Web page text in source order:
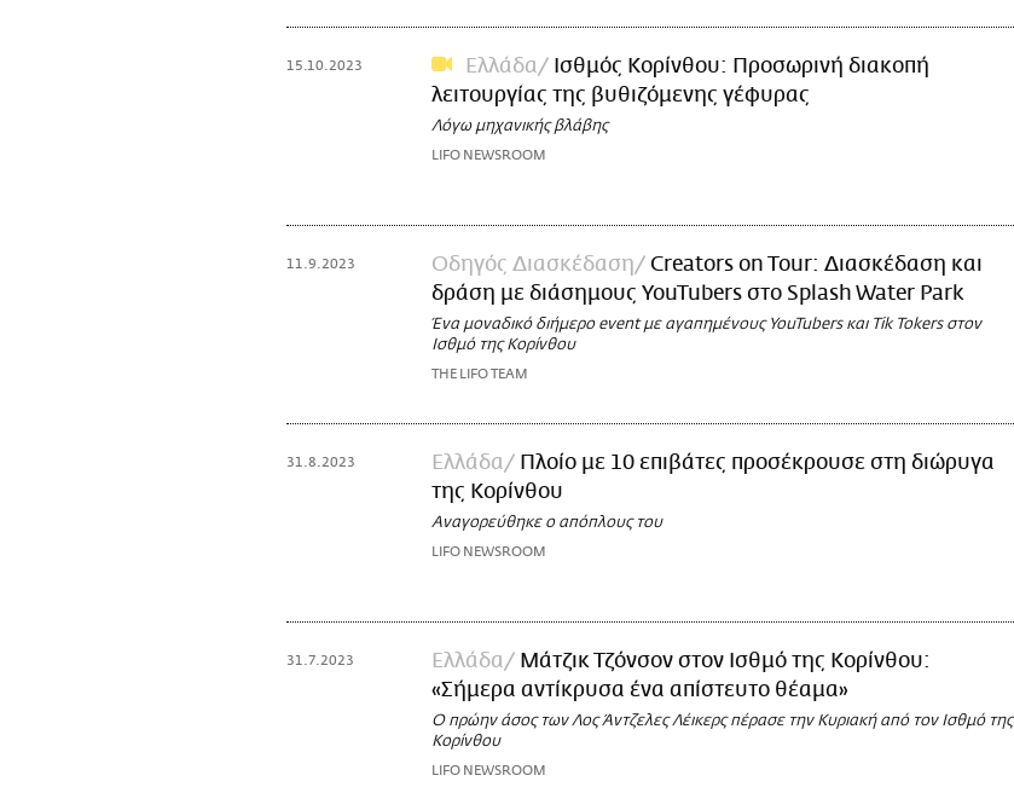
15.10.2023 Ελλάδα
Ισθμός Κορίνθου: Προσωρινή διακοπή
λειτουργίας της βυθιζόμενης γέφυρας
Λόγω μηχανικής βλάβης
LIFO NEWSROOM
11.9.2023 Οδηγός Διασκέδαση
Creators on Tour: Διασκέδαση και
δράση με διάσημους YouTubers στο Splash Water Park
Ένα μοναδικό διήμερο event με αγαπημένους YouTubers και Tik Tokers στον
Ισθμό της Κορίνθου
THE LIFO TEAM
31.8.2023 Ελλάδα
Πλοίο με 10 επιβάτες προσέκρουσε στη διώρυγα
της Κορίνθου
Αναγορεύθηκε ο απόπλους του
LIFO NEWSROOM
31.7.2023 Ελλάδα
Μάτζικ Τζόνσον στον Ισθμό της Κορίνθου:
«Σήμερα αντίκρυσα ένα απίστευτο θέαμα»
Ο πρώην άσος των Λος Άντζελες Λέικερς πέρασε την Κυριακή από τον Ισθμό της
Κορίνθου
LIFO NEWSROOM